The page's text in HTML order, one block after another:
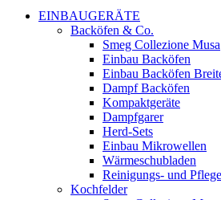
Menu
Close
EINBAUGERÄTE
Backöfen & Co.
Smeg Collezione Musa
Einbau Backöfen
Einbau Backöfen
Dampf Backöfen
Kompaktgeräte
Dampfgarer
Herd-Sets
Einbau Mikrowellen
Wärmeschubladen
Reinigungs- und
Kochfelder